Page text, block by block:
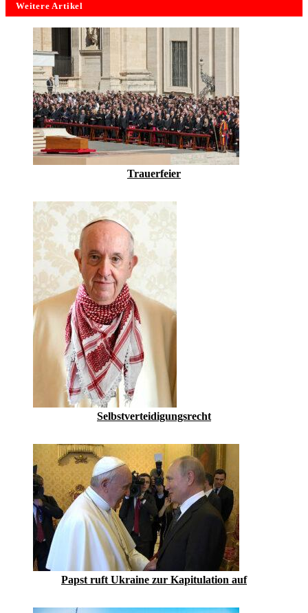
Weitere Artikel
Trauerfeier
Selbstverteidigungsrecht
Papst ruft Ukraine zur Kapitulation auf